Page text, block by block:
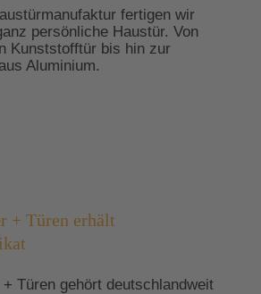
fertigen wir
persönliche Haustür. Von
Kunststofftür bis hin zur
Aluminium.
+ Türen erhält
Türen gehört deutschlandweit